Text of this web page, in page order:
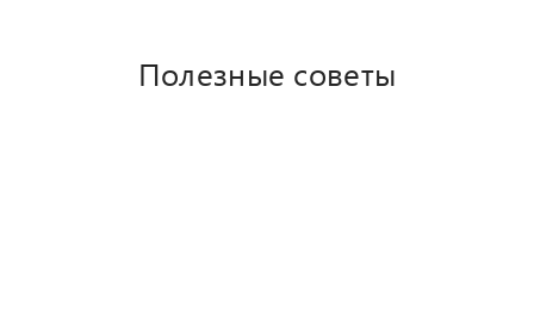
Полезные советы